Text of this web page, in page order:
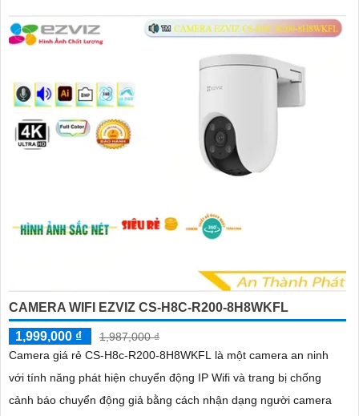
CAMERA WIFI EZVIZ CS-H8C-R200-8H8WKFL
1,999,000 ₫
1,987,000 ₫
Camera giá rẻ CS-H8c-R200-8H8WKFL là một camera an ninh
với tính năng phát hiện chuyển động IP Wifi và trang bị chống
cảnh báo chuyển động giả bằng cách nhận dạng người camera